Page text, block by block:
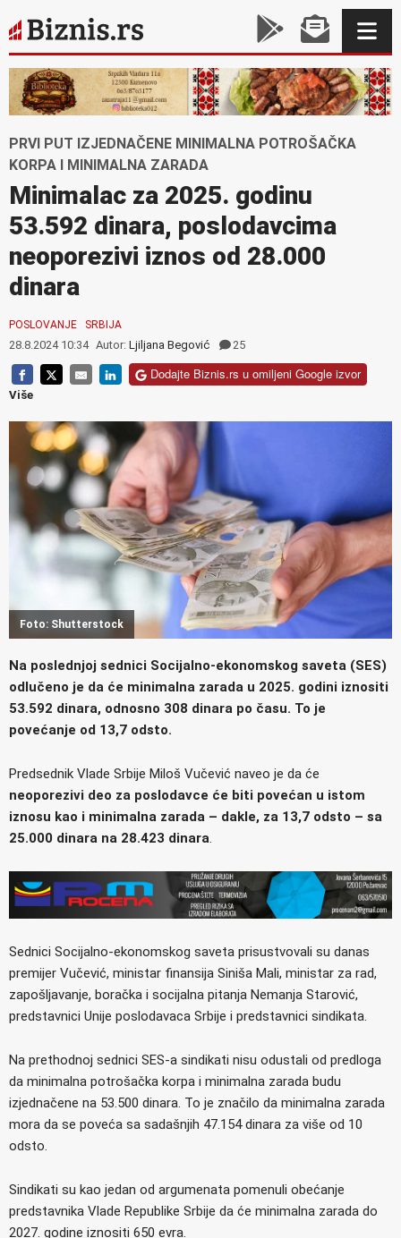
PRVI PUT IZJEDNAČENE MINIMALNA POTROŠAČKA
KORPA I MINIMALNA ZARADA
Minimalac za 2025. godinu
53.592 dinara, poslodavcima
neoporezivi iznos od 28.000
dinara
POSLOVANJE SRBIJA
28.8.2024 10:34 Autor: Ljiljana Begović 25
Dodajte Biznis.rs u omiljeni Google izvor
Više
Foto: Shutterstock
Na poslednjoj sednici Socijalno-ekonomskog saveta (SES)
odlučeno je da će minimalna zarada u 2025. godini iznositi
53.592 dinara, odnosno 308 dinara po času. To je
povećanje od 13,7 odsto.
Predsednik Vlade Srbije Miloš Vučević naveo je da će
neoporezivi deo za poslodavce će biti povećan u istom
iznosu kao i minimalna zarada – dakle, za 13,7 odsto – sa
25.000 dinara na 28.423 dinara.
Sednici Socijalno-ekonomskog saveta prisustvovali su danas
premijer Vučević, ministar finansija Siniša Mali, ministar za rad,
zapošljavanje, boračka i socijalna pitanja Nemanja Starović,
predstavnici Unije poslodavaca Srbije i predstavnici sindikata.
Na prethodnoj sednici SES-a sindikati nisu odustali od predloga
da minimalna potrošačka korpa i minimalna zarada budu
izjednačene na 53.500 dinara. To je značilo da minimalna zarada
mora da se poveća sa sadašnjih 47.154 dinara za više od 10
odsto.
Sindikati su kao jedan od argumenata pomenuli obećanje
predstavnika Vlade Republike Srbije da će minimalna zarada do
2027. godine iznositi 650 evra.